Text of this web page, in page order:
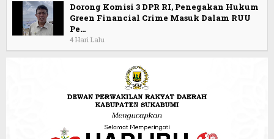
Dorong Komisi 3 DPR RI, Penegakan Hukum
Green Financial Crime Masuk Dalam RUU
Pe…
4 Hari Lalu